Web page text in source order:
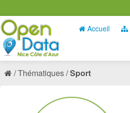
Accueil
Thématiques Sport